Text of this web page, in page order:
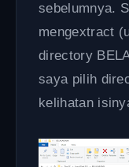
sebelumnya.
mengextract
directory
saya pilih
kelihatan